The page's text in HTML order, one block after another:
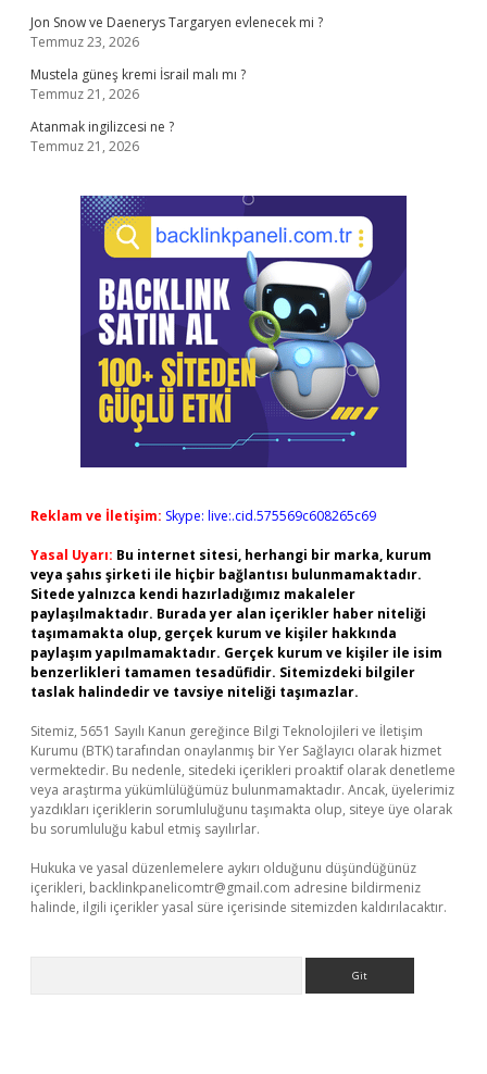
Jon Snow ve Daenerys Targaryen evlenecek mi ?
Temmuz 23, 2026
Mustela güneş kremi İsrail malı mı ?
Temmuz 21, 2026
Atanmak ingilizcesi ne ?
Temmuz 21, 2026
Reklam ve İletişim: Skype: live:.cid.575569c608265c69
Yasal Uyarı: Bu internet sitesi, herhangi bir marka, kurum
veya şahıs şirketi ile hiçbir bağlantısı bulunmamaktadır.
Sitede yalnızca kendi hazırladığımız makaleler
paylaşılmaktadır. Burada yer alan içerikler haber niteliği
taşımamakta olup, gerçek kurum ve kişiler hakkında
paylaşım yapılmamaktadır. Gerçek kurum ve kişiler ile isim
benzerlikleri tamamen tesadüfidir. Sitemizdeki bilgiler
taslak halindedir ve tavsiye niteliği taşımazlar.
Sitemiz, 5651 Sayılı Kanun gereğince Bilgi Teknolojileri ve İletişim
Kurumu (BTK) tarafından onaylanmış bir Yer Sağlayıcı olarak hizmet
vermektedir. Bu nedenle, sitedeki içerikleri proaktif olarak denetleme
veya araştırma yükümlülüğümüz bulunmamaktadır. Ancak, üyelerimiz
yazdıkları içeriklerin sorumluluğunu taşımakta olup, siteye üye olarak
bu sorumluluğu kabul etmiş sayılırlar.
Hukuka ve yasal düzenlemelere aykırı olduğunu düşündüğünüz
içerikleri, backlinkpanelicomtr@gmail.com adresine bildirmeniz
halinde, ilgili içerikler yasal süre içerisinde sitemizden kaldırılacaktır.